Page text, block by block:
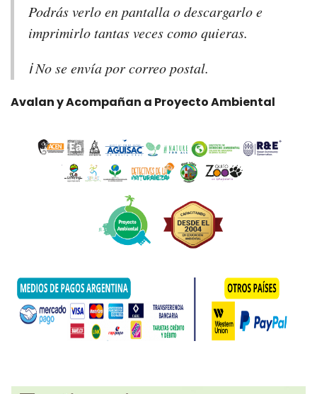
Podrás verlo en pantalla o descargarlo e
imprimirlo tantas veces como quieras.
ℹ️ No se envía por correo postal.
Avalan y Acompañan a Proyecto Ambiental